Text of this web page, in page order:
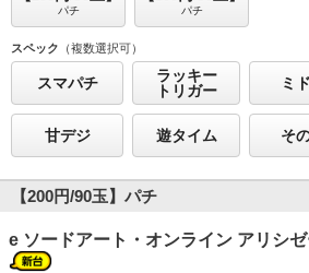
パチ パチ
スペック （複数選択可）
スマパチ
ラッキー
トリガー
ミ
甘デジ 遊タイム そ
【200円/90玉】パチ
e ソードアート・オンライン アリシ